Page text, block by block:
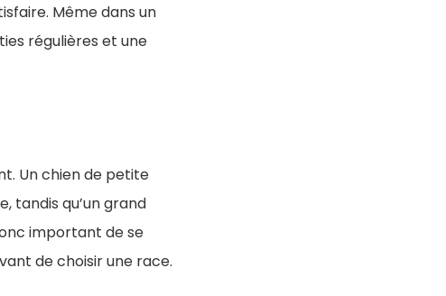
Même dans un
régulières et une
Un chien de petite
tandis qu’un grand
important de se
de choisir une race.